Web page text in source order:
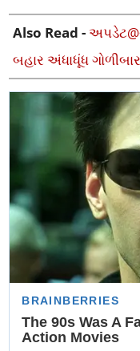
Also Read -
બહાર અંધાધૂંધ